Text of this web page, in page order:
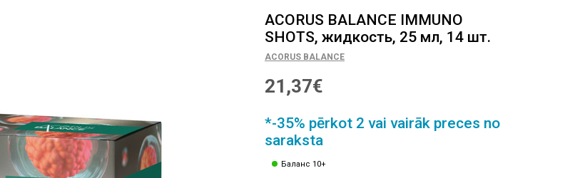
ACORUS BALANCE IMMUNO
SHOTS, жидкость, 25 мл, 14 шт.
ACORUS BALANCE
21,37€
*-35% pērkot 2 vai vairāk preces no
saraksta
Баланс 10+